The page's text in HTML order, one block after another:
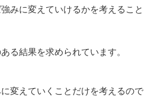
みに変えていけるかを考えること
る結果を求められています。
変えていくことだけを考えるので